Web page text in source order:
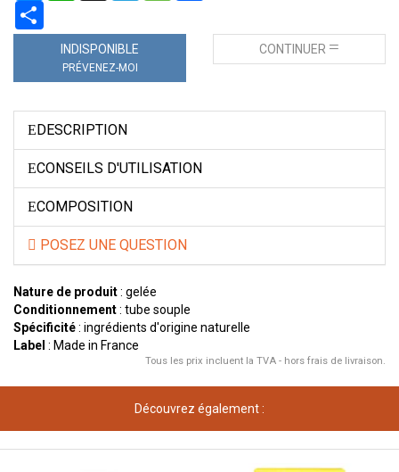
INDISPONIBLE
PRÉVENEZ-MOI
CONTINUER
DESCRIPTION
CONSEILS D'UTILISATION
COMPOSITION
POSEZ UNE QUESTION
Nature de produit: gelée
Conditionnement: tube souple
Spécificité: ingrédients d'origine naturelle
Label : Made in France
Tous les prix incluent la TVA - hors frais de livraison.
Découvrez également :